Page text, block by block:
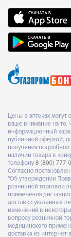
Цены в аптеках могут
ваше внимание на то,
информационный
публичной офертой,
получения
наличии товара в
телефону 8 (800) 777-
Согласно
"Об утверждении
розничной торговли
применения
доставки указанных
изменений в
вопросу розничной
медицинского
доставка из